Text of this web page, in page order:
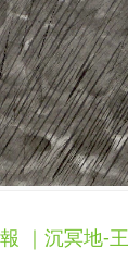
｜沉冥地-